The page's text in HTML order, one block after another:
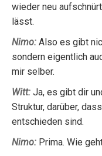
wieder neu
lässt.
Nimo: Also es gibt
sondern eigentlich
mir selber.
Witt: Ja, es gibt dir
Struktur, darüber,
entschieden sind.
Nimo: Prima. Wie